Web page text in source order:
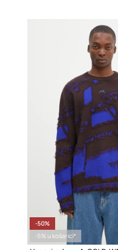
-50%
-5% u košarici*